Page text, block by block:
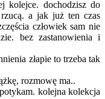
kolejce. dochodzisz do
a jak już ten czas
człowiek sam nie
bez zastanowienia i
złapie to trzeba tak
rozmowę ma..
kolejna kolekcja